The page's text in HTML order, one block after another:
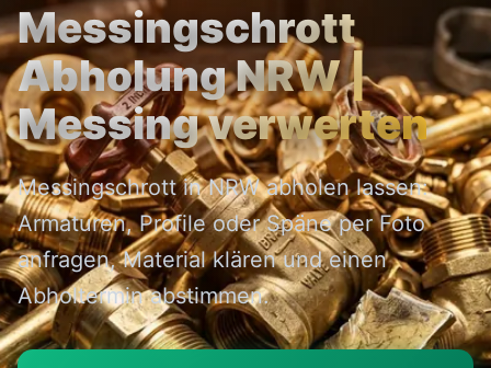
Messingschrott
Abholung NRW |
Messing verwerten
Messingschrott in NRW abholen lassen:
Armaturen, Profile oder Späne per Foto
anfragen, Material klären und einen
Abholtermin abstimmen.